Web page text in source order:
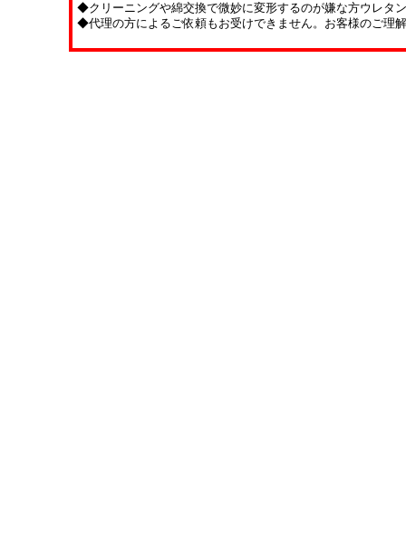
◆クリーニングや綿交換で微妙に変形するのが嫌な方ウレタ
◆代理の方によるご依頼もお受けできません。お客様のご理